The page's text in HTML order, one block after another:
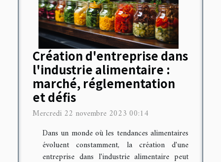
Création d'entreprise dans
l'industrie alimentaire :
marché, réglementation
et défis
Mercredi 22 novembre 2023 00:14
Dans un monde où les tendances alimentaires
évoluent constamment, la création d'une
entreprise dans l'industrie alimentaire peut